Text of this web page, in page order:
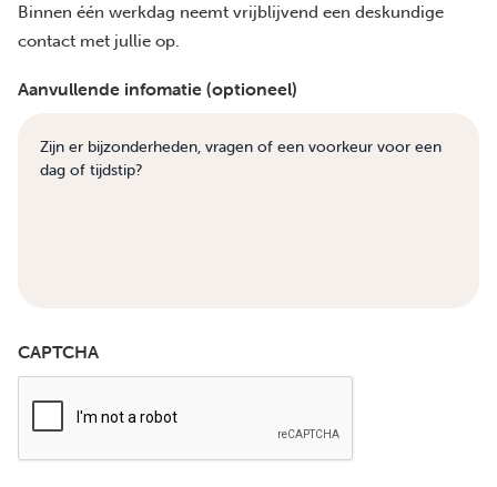
Binnen één werkdag neemt vrijblijvend een deskundige
contact met jullie op.
Aanvullende infomatie (optioneel)
CAPTCHA